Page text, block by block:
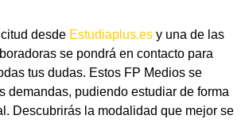
desde Estudiaplus.es y una de las
se pondrá en contacto para
tus dudas. Estos FP Medios se
demandas, pudiendo estudiar de forma
Descubrirás la modalidad que mejor se